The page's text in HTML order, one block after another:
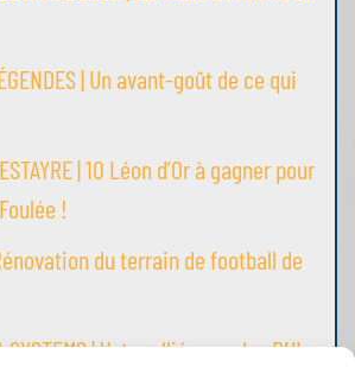
| Un avant-goût de ce qui
| 10 Léon d’Or à gagner pour
!
du terrain de football de
SYSTEMS | Votre allié pour des PUI